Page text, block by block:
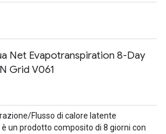
Net Evapotranspiration 8-Day
Grid V061
Flusso di calore latente
è un prodotto composito di 8 giorni con